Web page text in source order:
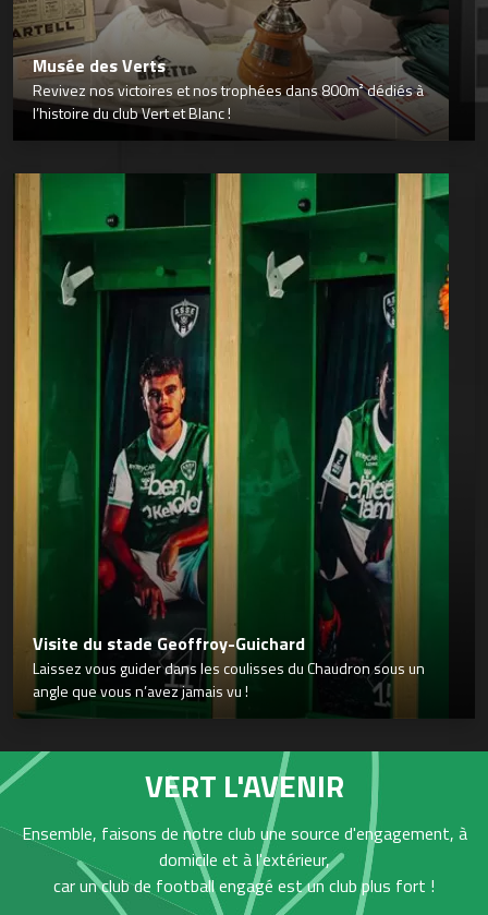
Musée des Verts
Revivez nos victoires et nos trophées dans 800m² dédiés à
l’histoire du club Vert et Blanc !
Visite du stade Geoffroy-Guichard
Laissez vous guider dans les coulisses du Chaudron sous un
angle que vous n’avez jamais vu !
VERT L'AVENIR
Ensemble, faisons de notre club une source d'engagement, à
domicile et à l'extérieur,
car un club de football engagé est un club plus fort !